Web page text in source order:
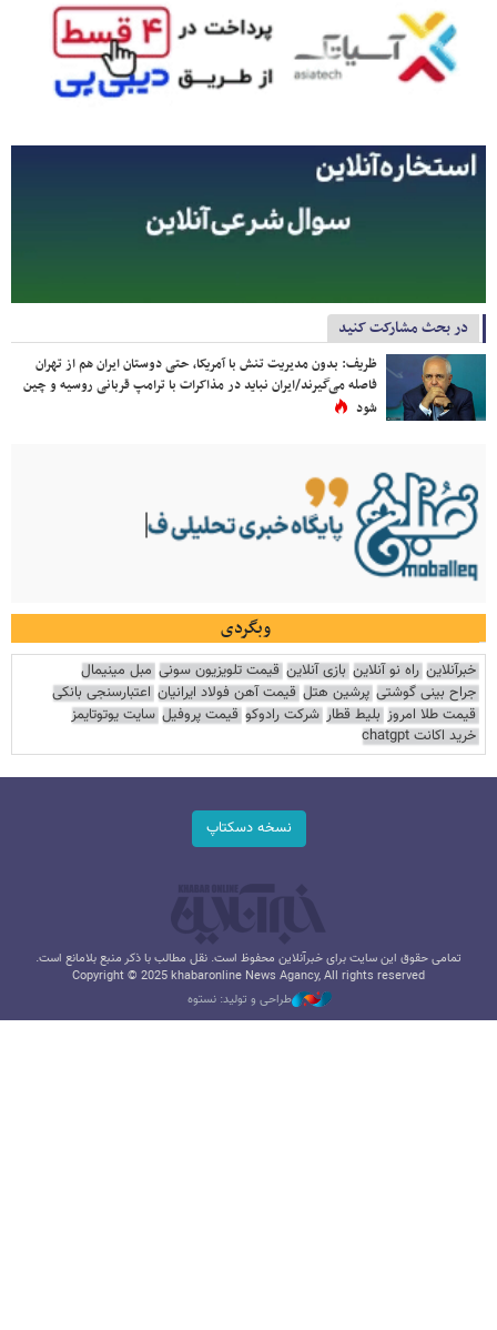
در بحث مشارکت کنید
ظریف: بدون مدیریت تنش با آمریکا، حتی دوستان ایران هم از تهران
فاصله می‌گیرند/ایران نباید در مذاکرات با ترامپ قربانی روسیه و چین
شود
وبگردی
خبرآنلاین راه نو آنلاین بازی آنلاین قیمت تلویزیون سونی مبل مینیمال
جراح بینی گوشتی پرشین هتل قیمت آهن فولاد ایرانیان اعتبارسنجی بانکی
قیمت طلا امروز بلیط قطار شرکت رادوکو قیمت پروفیل سایت یوتوتایمز
خرید اکانت chatgpt
نسخه دسکتاپ
تمامی حقوق این سایت برای خبرآنلاین محفوظ است. نقل مطالب با ذکر منبع بلامانع است.
Copyright © 2025 khabaronline News Agancy, All rights reserved
طراحی و تولید: نستوه